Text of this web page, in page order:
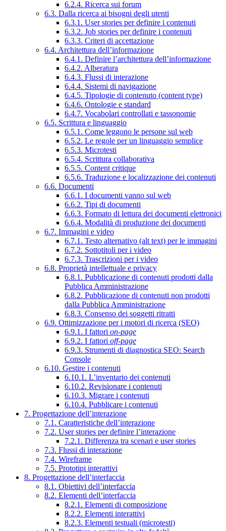
6.2.4. Ricerca sui forum
6.3. Dalla ricerca ai bisogni degli utenti
6.3.1. User stories per definire i contenuti
6.3.2. Job stories per definire i contenuti
6.3.3. Criteri di accettazione
6.4. Architettura dell’informazione
6.4.1. Definire l’architettura dell’informazione
6.4.2. Alberatura
6.4.3. Flussi di interazione
6.4.4. Sistemi di navigazione
6.4.5. Tipologie di contenuto (content type)
6.4.6. Ontologie e standard
6.4.7. Vocabolari controllati e tassonomie
6.5. Scrittura e linguaggio
6.5.1. Come leggono le persone sul web
6.5.2. Le regole per un linguaggio semplice
6.5.3. Microtesti
6.5.4. Scrittura collaborativa
6.5.5. Content critique
6.5.6. Traduzione e localizzazione dei contenuti
6.6. Documenti
6.6.1. I documenti vanno sul web
6.6.2. Tipi di documenti
6.6.3. Formato di lettura dei documenti elettronici
6.6.4. Modalità di produzione dei documenti
6.7. Immagini e video
6.7.1. Testo alternativo (alt text) per le immagini
6.7.2. Sottotitoli per i video
6.7.3. Trascrizioni per i video
6.8. Proprietà intellettuale e privacy
6.8.1. Pubblicazione di contenuti prodotti dalla
Pubblica Amministrazione
6.8.2. Pubblicazione di contenuti non prodotti
dalla Pubblica Amministrazione
6.8.3. Consenso dei soggetti ritratti
6.9. Ottimizzazione per i motori di ricerca (SEO)
6.9.1. I fattori on-page
6.9.2. I fattori off-page
6.9.3. Strumenti di diagnostica SEO: Search
Console
6.10. Gestire i contenuti
6.10.1. L’inventario dei contenuti
6.10.2. Revisionare i contenuti
6.10.3. Migrare i contenuti
6.10.4. Pubblicare i contenuti
7. Progettazione dell’interazione
7.1. Caratteristiche dell’interazione
7.2. User stories per definire l’interazione
7.2.1. Differenza tra scenari e user stories
7.3. Flussi di interazione
7.4. Wireframe
7.5. Prototipi interattivi
8. Progettazione dell’interfaccia
8.1. Obiettivi dell’interfaccia
8.2. Elementi dell’interfaccia
8.2.1. Elementi di composizione
8.2.2. Elementi interattivi
8.2.3. Elementi testuali (microtesti)